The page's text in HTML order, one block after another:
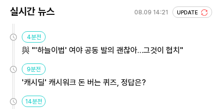
실시간 뉴스 08.09 14:21 UPDATE
4분전
與 "'하늘이법' 여야 공동 발의 괜찮아…그것이 협치"
9분전
'캐시딜' 캐시워크 돈 버는 퀴즈, 정답은?
14분전